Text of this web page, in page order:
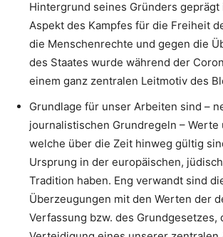
Hintergrund seines Gründers geprägt
Aspekt des Kampfes für die Freiheit
die Menschenrechte und gegen die
des Staates wurde während der
einem ganz zentralen Leitmotiv des
Grundlage für unser Arbeiten sind –
journalistischen Grundregeln – Werte
welche über die Zeit hinweg gültig
Ursprung in der europäischen,
Tradition haben. Eng verwandt sind
Überzeugungen mit den Werten der
Verfassung bzw. des Grundgesetzes,